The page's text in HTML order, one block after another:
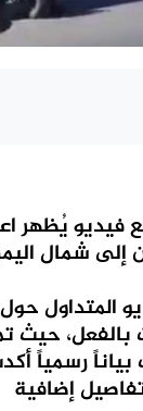
فيديو يُظهر
حيث
رسمياً